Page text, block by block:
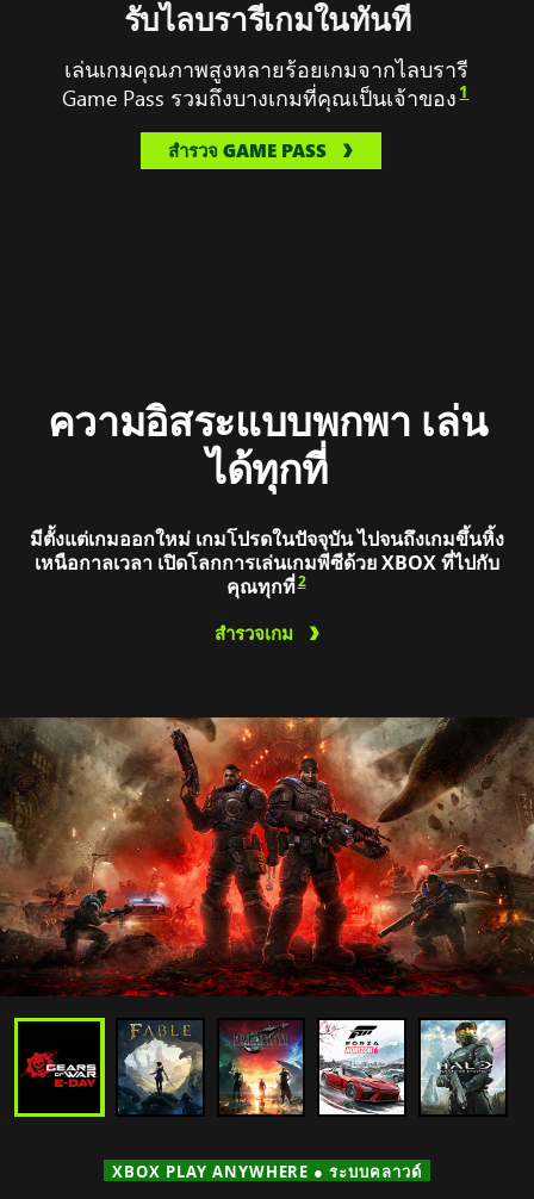
Song,
South
of
Midnight,
Forza
Horizon
Xs
รับไลบรารีเกมในทันที
เล่นเกมคุณภาพสูงหลายร้อยเกมจากไลบรารี
Game Pass รวมถึงบางเกมที่คุณเป็นเจ้าของ 1
สำรวจ GAME PASS
ความอิสระแบบพกพา เล่น
ได้ทุกที่
มีตั้งแต่เกมออกใหม่ เกมโปรดในปัจจุบัน ไปจนถึงเกมขึ้นหิ้ง
เหนือกาลเวลา เปิดโลกการเล่นเกมพีซีด้วย XBOX ที่ไปกับ
คุณทุกที่2
สำรวจเกม
XBOX PLAY ANYWHERE ● ระบบคลาวด์